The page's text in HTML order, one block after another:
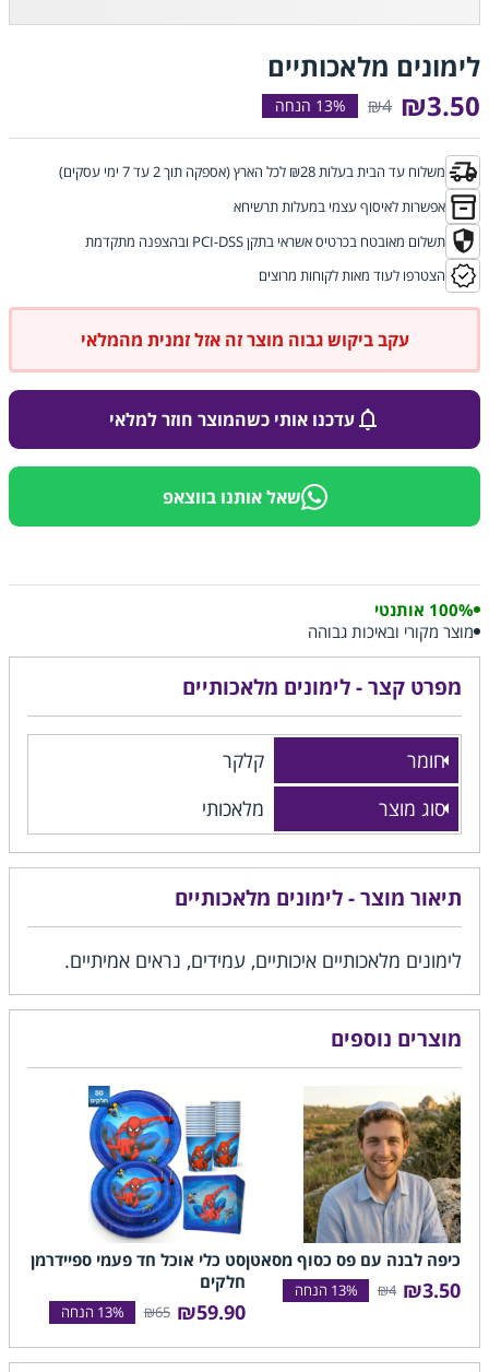
לימונים מלאכותיים
₪3.50
₪4
משלוח עד הבית בעלות ₪28 לכל הארץ (אספקה תוך 2 עד 7 ימי עסקים)
אפשרות לאיסוף עצמי במעלות תרשיחא
תשלום מאובטח בכרטיס אשראי בתקן PCI-DSS ובהצפנה מתקדמת
הצטרפו לעוד מאות לקוחות מרוצים
עקב ביקוש גבוה מוצר זה אזל זמנית מהמלאי
עדכנו אותי כשהמוצר חוזר למלאי
שאל אותנו בווצאפ
100% אותנטי
מוצר מקורי ובאיכות גבוהה
מפרט קצר - לימונים מלאכותיים
חומר
קלקר
סוג מוצר
מלאכותי
תיאור מוצר - לימונים מלאכותיים
לימונים מלאכותיים איכותיים, עמידים, נראים אמיתיים.
מוצרים נוספים
כיפה לבנה עם פס כסוף מסאטן
₪3.50
₪4
חלקים
₪59.90
₪65